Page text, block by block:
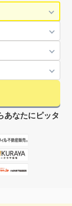
あなたにピッタ